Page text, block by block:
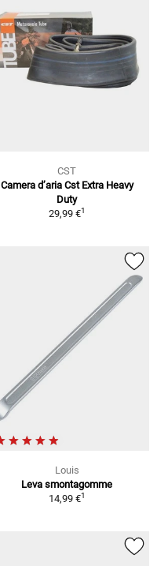
CST
Camera d’aria Cst Extra Heavy
Duty
29,99 €1
Louis
Leva smontagomme
14,99 €1